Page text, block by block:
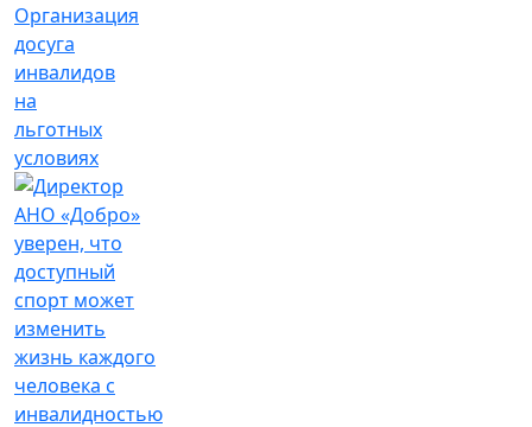
Организация
досуга
инвалидов
на
льготных
условиях